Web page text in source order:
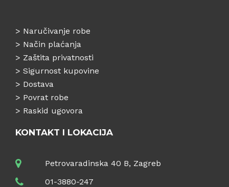
> Naručivanje robe
> Način plaćanja
> Zaštita privatnosti
> Sigurnost kupovine
> Dostava
> Povrat robe
> Raskid ugovora
KONTAKT I LOKACIJA
Petrovaradinska 40 B, Zagreb
01-3880-247